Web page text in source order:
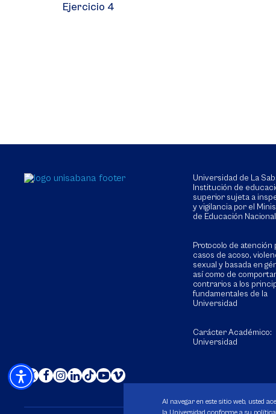
Ejercicio 4
Universidad de La
Institución de
superior sujeta a
y vigilancia por el
de Educación Nacional
Protocolo de atención
casos de acoso,
sexual y basada en
así como de
contrarios a los
fundamentales de la
Universidad
Carácter Académico:
Universidad
Al navegar en este sitio web, usted